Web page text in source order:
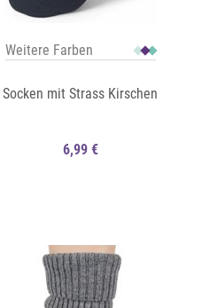
Weitere Farben
Socken mit Strass Kirschen
6,99 €